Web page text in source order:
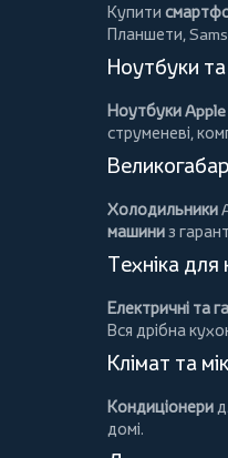
Купити
Планшети,
Ноутбуки
Ноутбуки
струменеві,
Холодильники
машиниз
Техніка для
Електричні та
Вся дрібна
Клімат та
Кондиціонери
домі.